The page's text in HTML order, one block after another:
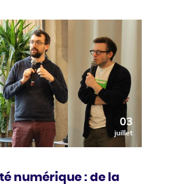
03
juillet
numérique : de la